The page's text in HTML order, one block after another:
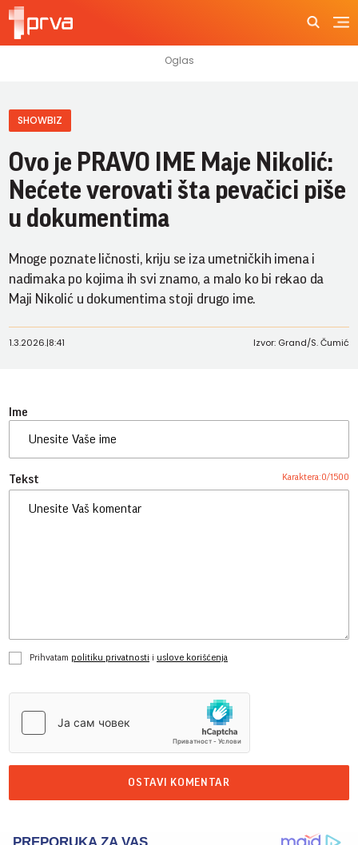
SHOWBIZ
Ovo je PRAVO IME Maje Nikolić:
Nećete verovati šta pevačici piše
u dokumentima
Mnoge poznate ličnosti, kriju se iza umetničkih imena i
nadimaka po kojima ih svi znamo, a malo ko bi rekao da
Maji Nikolić u dokumentima stoji drugo ime.
1.3.2026.|8:41 Izvor: Grand/S. Čumić
Ime
Tekst Karaktera:0/1500
Prihvatam politiku privatnosti i uslove korišćenja
OSTAVI KOMENTAR